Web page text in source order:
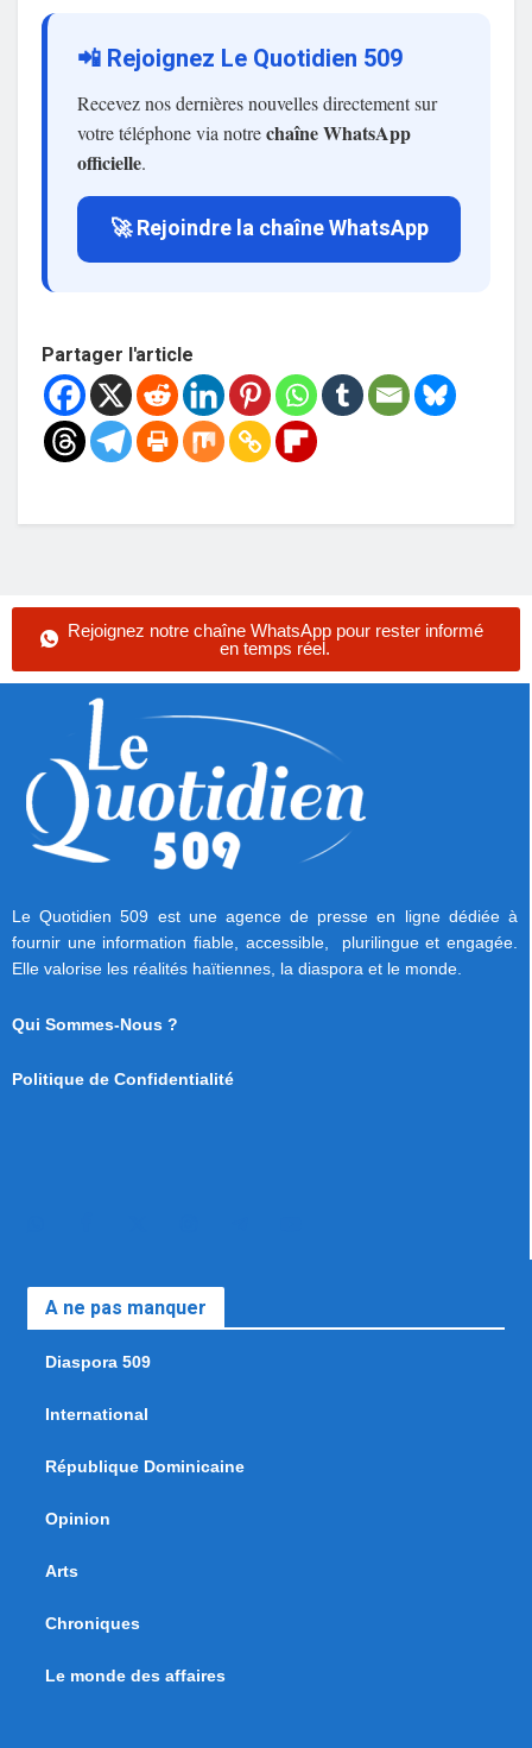
📲 Rejoignez Le Quotidien 509
Recevez nos dernières nouvelles directement sur
votre téléphone via notrechaîne WhatsApp
officielle.
🚀 Rejoindre la chaîne WhatsApp
Partager l'article
Rejoignez notre chaîne WhatsApp pour rester informé
en temps réel.
Le Quotidien 509 est une agence de presse en ligne dédiée à
fournir une information fiable, accessible, plurilingue et engagée.
Elle valorise les réalités haïtiennes, la diaspora et le monde.
Qui Sommes-Nous ?
Politique de Confidentialité
A ne pas manquer
Diaspora 509
International
République Dominicaine
Opinion
Arts
Chroniques
Le monde des affaires